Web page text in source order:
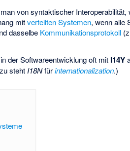
von syntaktischer
mitverteilten Systemen, wenn alle
dasselbe Kommunikationsprotokoll
der Softwareentwicklung oft mit I14Y
stehtI18Nfürinternationalization.)